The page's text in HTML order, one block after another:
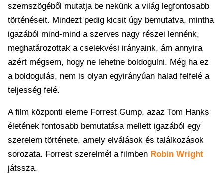
szemszögéből mutatja be nekünk a világ legfontosabb
történéseit. Mindezt pedig kicsit úgy bemutatva, mintha
igazából mind-mind a szerves nagy részei lennénk,
meghatározottak a cselekvési irányaink, ám annyira
azért mégsem, hogy ne lehetne boldogulni. Még ha ez
a boldogulás, nem is olyan egyirányúan halad felfelé a
teljesség felé.
A film központi eleme Forrest Gump, azaz Tom Hanks
életének fontosabb bemutatása mellett igazából egy
szerelem története, amely elválások és találkozások
sorozata. Forrest szerelmét a filmben Robin Wright
játssza.